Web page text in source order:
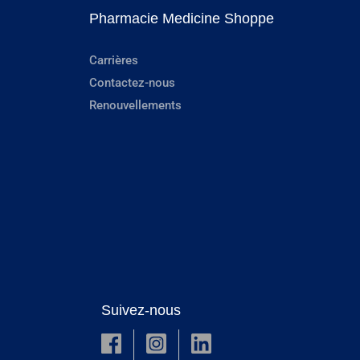
Pharmacie Medicine Shoppe
Carrières
Contactez-nous
Renouvellements
Suivez-nous